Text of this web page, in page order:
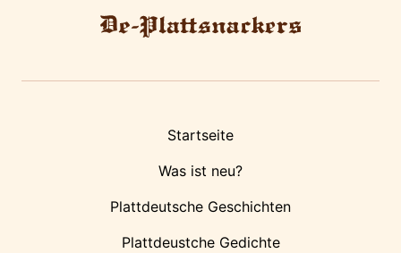
Startseite
Was ist neu?
Plattdeutsche Geschichten
Plattdeustche Gedichte